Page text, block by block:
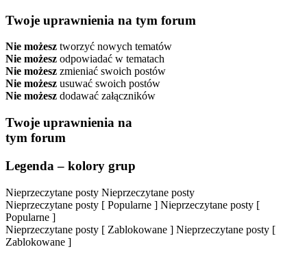
Twoje uprawnienia na tym forum
Nie możesz tworzyć nowych tematów
Nie możesz odpowiadać w tematach
Nie możesz zmieniać swoich postów
Nie możesz usuwać swoich postów
Nie możesz dodawać załączników
Twoje uprawnienia na
tym forum
Legenda – kolory grup
Nieprzeczytane posty Nieprzeczytane posty
Nieprzeczytane posty [ Popularne ] Nieprzeczytane posty [
Popularne ]
Nieprzeczytane posty [ Zablokowane ] Nieprzeczytane posty [
Zablokowane ]